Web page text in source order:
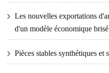
Les nouvelles exportations
d'un modèle économique brisé
Pièces stables synthétiques et